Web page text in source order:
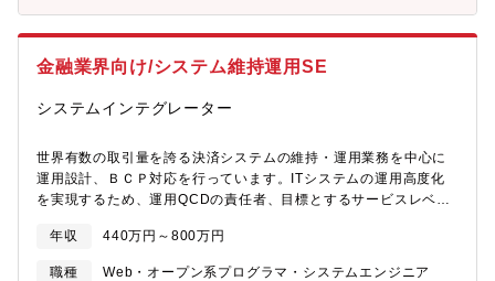
となった機会損失防止：S&OP、PSIにおけるシームレスなデータ
連携による製造と販売、物流までを含めたトータルプロフィット
の向上【会社概要】「バックオフィスDX」「Make work fun！」
をモットーに、バックオフィス業務とそこに関わる人たちの働き
命としています。「ヒトが元気になれば、ビジネスも活性化す
と楽しく” へリノベートすることで社会に貢献します。同社はクラ
ウドERPの構築・導入コンサルテーションを中心に、その他のパ
ッケージ、スクラッチ開発による各種業務システムの開発を手が
やSAP)の導入～保守工程の内いずれかの経験が3年以上・財務会
計、販売購買、在庫管理など、基幹業務領域いずれかの業務知
IoT技術）を理解している必要があります。【携わるサービス】・
ーション・在庫管理システム（SHO-XYZ）・RFIDを活用したセ
（TMS）・共同配送プラットフォーム【事業、業務内容関連サイ
https://www.oki.com/jp/SHO-XYZ/・
https://www.oki.com/jp/yume_pro/about/logistics.html【組織構
成】グローバルマーケティングセンター イノベーション事業開
チームマネージャー1名（男性）、チームメンバー4名（男性4名）
金融業界向け/システム維持運用SE
システムインテグレーター
世界有数の取引量を誇る決済システムの維持・運用業務を中心に
運用設計、ＢＣＰ対応を行っています。ITシステムの運用高度化
を実現するため、運用QCDの責任者、目標とするサービスレベル
体的な業務内容は以下のとおりです。【維持・運用業務】・運用
業務（監視、マシン操作、故障対応等）、サポートデスク対応・
年収 440万円～800万円
職種
Web・オープン系プログラマ・システムエンジニア